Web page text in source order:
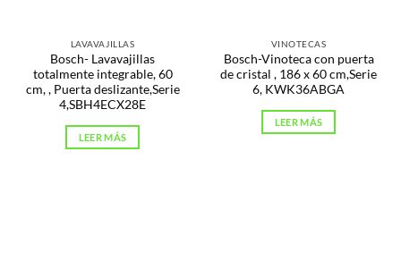
LAVAVAJILLAS
Bosch- Lavavajillas
totalmente integrable, 60
cm, , Puerta deslizante,Serie
4,SBH4ECX28E
LEER MÁS
VINOTECAS
Bosch-Vinoteca con puerta
de cristal , 186 x 60 cm,Serie
6, KWK36ABGA
LEER MÁS